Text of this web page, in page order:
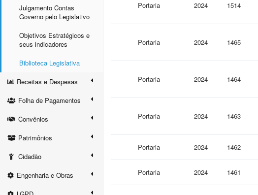
Julgamento Contas
Governo pelo Legislativo
Objetivos Estratégicos e
seus indicadores
Biblioteca Legislativa
Receitas e Despesas
Folha de Pagamentos
Convênios
Patrimônios
Cidadão
Engenharia e Obras
Portaria 2024 1514
Portaria 2024 1465
Portaria 2024 1464
Portaria 2024 1463
Portaria 2024 1462
Portaria 2024 1461